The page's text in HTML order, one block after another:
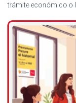
trámite económico o